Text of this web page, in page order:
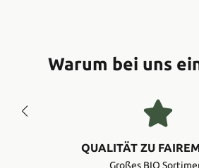
Warum bei uns
QUALITÄT ZU
Großes BIO